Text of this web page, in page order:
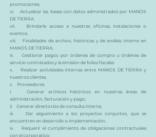
promociones;
vi. Actualizar las bases con datos administrados por MANOS
DE TIERRA.
vii. Brindarle acceso a nuestras oficinas, instalaciones o
eventos;
viii. Finalidades de archivo, históricas y de análisis interno en
MANOS DE TIERRA;
ix. Gestionar pagos por órdenes de compra u órdenes de
servicio contratados y la emisión de folios fiscales
x. Realizar actividades internas entre MANOS DE TIERRA y
nuestros clientes.
c. Proveedores
i. Generar archivos históricos en nuestras áreas de
administración, facturación y pago;
ii. Generar directorios de consulta interna;
iii. Dar seguimiento a los proyectos conjuntos, que se
encuentren en desarrollo o implementación;
iv. Requerir el cumplimiento de obligaciones contractuales
con el corporativo;